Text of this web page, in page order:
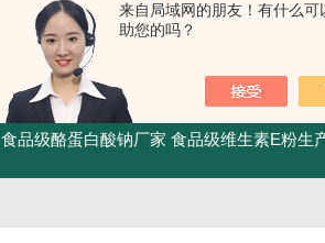
来自局域网的朋友！有什么可
助您的吗？
食品级酪蛋白酸钠厂家 食品级维生素E粉生